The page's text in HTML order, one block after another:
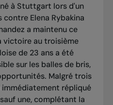
à Stuttgart lors d'un
Elena Rybakina
a maintenu ce
victoire au troisième
de 23 ans a été
sur les balles de bris,
Malgré trois
immédiatement répliqué
une, complétant la